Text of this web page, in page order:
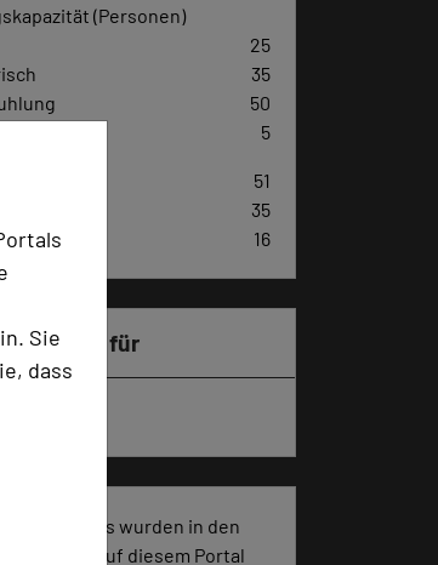
Sie
dass
(Personen)
25
35
50
5
51
35
16
geeignet für
dieses Hotels wurden in den
30 Tagen auf diesem Portal